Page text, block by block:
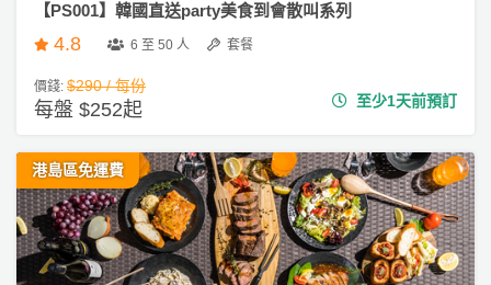
【PS001】韓國直送party美食到會散叫系列
4.8 6 至 50 人 套餐
價錢: $290 / 每份
每盤 $252起 至少1天前預訂
港島區免運費